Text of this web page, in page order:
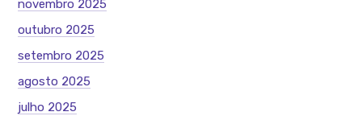
novembro 2025
outubro 2025
setembro 2025
agosto 2025
julho 2025